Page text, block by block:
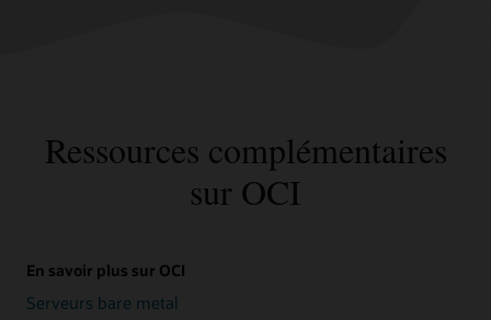
Ressources complémentaires
sur OCI
En savoir plus sur OCI
Serveurs bare metal